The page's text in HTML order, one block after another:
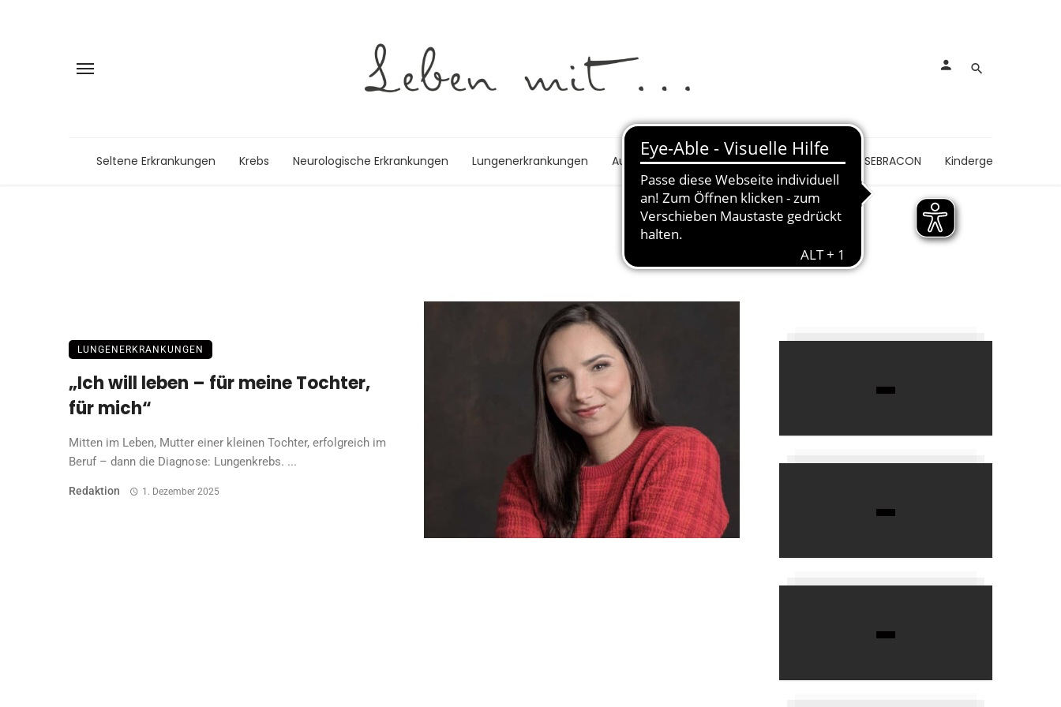
Seltene Erkrankungen Krebs Neurologische Erkrankungen Lungenerkrankungen Autoimmunerkrankungen Schmerzen SEBRACON Kindergesundheit
LUNGENERKRANKUNGEN
„Ich will leben – für meine Tochter,
für mich“
Mitten im Leben, Mutter einer kleinen Tochter, erfolgreich im
Beruf – dann die Diagnose: Lungenkrebs. ...
Redaktion 1. Dezember 2025